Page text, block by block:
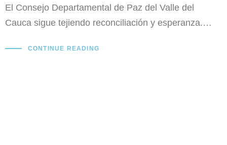
El Consejo Departamental de Paz del Valle del
Cauca sigue tejiendo reconciliación y esperanza.…
CONTINUE READING